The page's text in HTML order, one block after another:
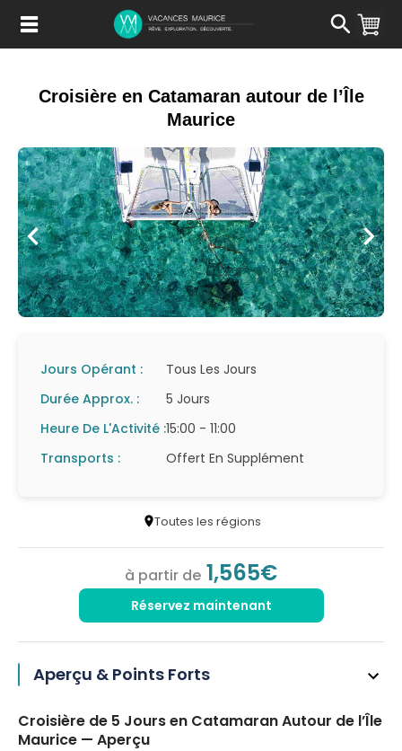
Contenu
Croisière en Catamaran autour de l’Île
Maurice
Jours Opérant :
Tous Les Jours
Durée Approx. :
5 Jours
Heure De L'Activité :15:00 - 11:00
Transports :
Offert En Supplément
Toutes les régions
à partir de 1,565€
Réservez maintenant
Aperçu & Points Forts
Croisière de 5 Jours en Catamaran Autour de l’Île
Maurice — Aperçu